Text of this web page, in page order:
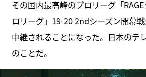
その国内最高峰のプロリーグ「
ロリーグ」19-20 2ndシーズン開幕
中継されることになった。日本のテ
のことだ。